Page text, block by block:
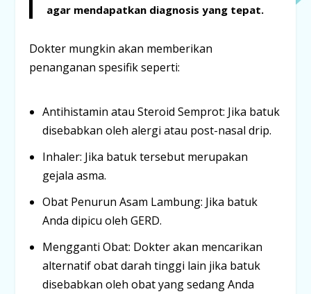
agar mendapatkan diagnosis yang tepat.
Dokter mungkin akan memberikan
penanganan spesifik seperti:
Antihistamin atau Steroid Semprot: Jika batuk
disebabkan oleh alergi atau post-nasal drip.
Inhaler: Jika batuk tersebut merupakan
gejala asma.
Obat Penurun Asam Lambung: Jika batuk
Anda dipicu oleh GERD.
Mengganti Obat: Dokter akan mencarikan
alternatif obat darah tinggi lain jika batuk
disebabkan oleh obat yang sedang Anda